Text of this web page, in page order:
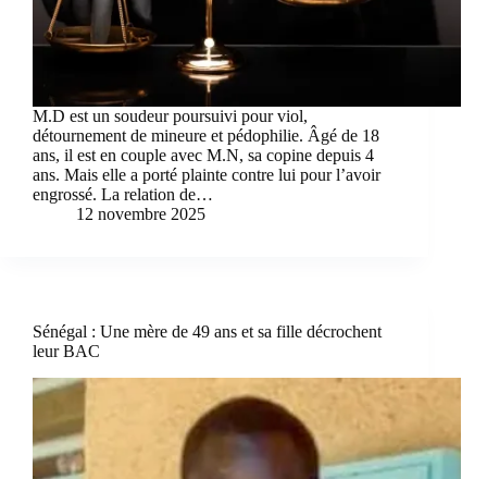
M.D est un soudeur poursuivi pour viol,
détournement de mineure et pédophilie. Âgé de 18
ans, il est en couple avec M.N, sa copine depuis 4
ans. Mais elle a porté plainte contre lui pour l’avoir
engrossé. La relation de…
12 novembre 2025
Sénégal : Une mère de 49 ans et sa fille décrochent
leur BAC